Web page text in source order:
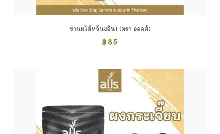
ชานมไต้หวัน3อิน1 (ตรา ออลส์)
฿ 85